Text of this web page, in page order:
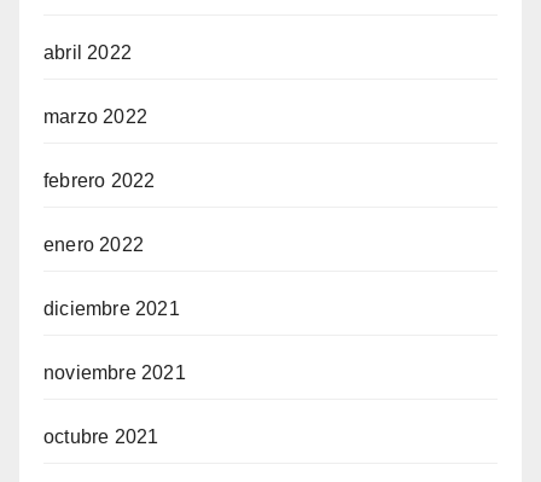
abril 2022
marzo 2022
febrero 2022
enero 2022
diciembre 2021
noviembre 2021
octubre 2021